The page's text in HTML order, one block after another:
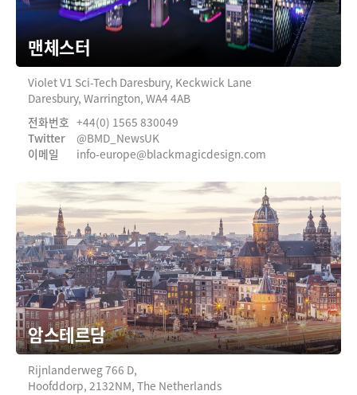
맨체스터
Violet V1 Sci-Tech Daresbury, Keckwick Lane
Daresbury, Warrington, WA4 4AB
전화번호
Twitter
이메일
+44(0) 1565 830049
@BMD_NewsUK
info-europe@blackmagicdesign.com
암스테르담
Rijnlanderweg 766 D,
Hoofddorp, 2132NM, The Netherlands